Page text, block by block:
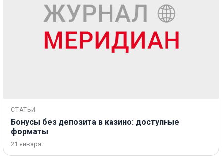
СТАТЬИ
Бонусы без депозита в казино: доступные
форматы
21 января